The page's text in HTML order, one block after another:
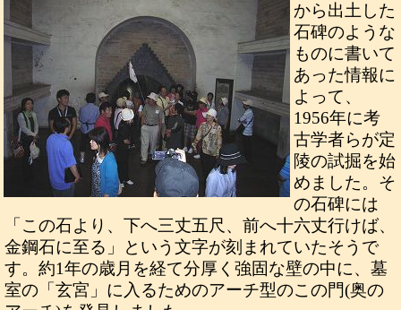
から出土した
石碑のような
ものに書いて
あった情報に
よって、
1956年に考
古学者らが定
陵の試掘を始
めました。そ
の石碑には
「この石より、下へ三丈五尺、前へ十六丈行けば、
金鋼石に至る」という文字が刻まれていたそうで
す。約1年の歳月を経て分厚く強固な壁の中に、墓
室の「玄宮」に入るためのアーチ型のこの門(奥の